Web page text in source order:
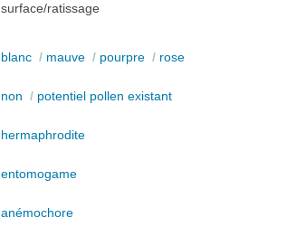
surface/ratissage
blanc / mauve / pourpre / rose
non / potentiel pollen existant
hermaphrodite
entomogame
anémochore